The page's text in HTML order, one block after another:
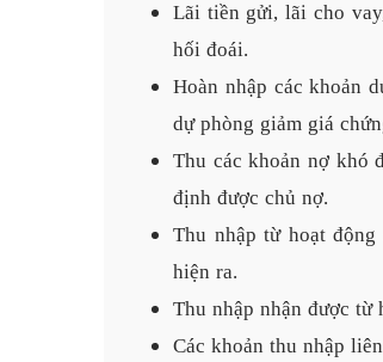
Lãi tiền gửi, lãi cho
hối đoái.
Hoàn nhập các khoản
dự phòng giảm giá
Thu các khoản nợ khó
định được chủ nợ.
Thu nhập từ hoạt
hiện ra.
Thu nhập nhận được từ
Các khoản thu nhập